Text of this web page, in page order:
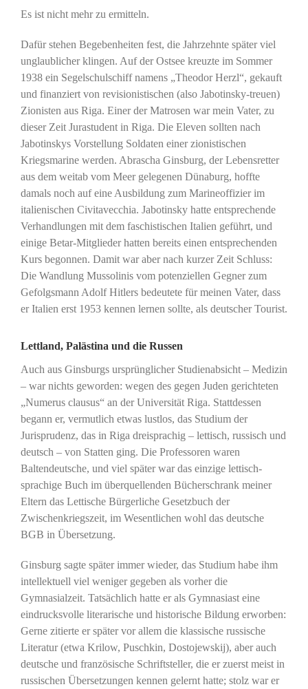
Es ist nicht mehr zu ermitteln.
Dafür stehen Begebenheiten fest, die Jahrzehnte später viel
unglaublicher klingen. Auf der Ostsee kreuzte im Sommer
1938 ein Segelschulschiff namens „Theodor Herzl“, gekauft
und finanziert von revisionistischen (also Jabotinsky-treuen)
Zionisten aus Riga. Einer der Matrosen war mein Vater, zu
dieser Zeit Jurastudent in Riga. Die Eleven sollten nach
Jabotinskys Vorstellung Soldaten einer zionistischen
Kriegsmarine werden. Abrascha Ginsburg, der Lebensretter
aus dem weitab vom Meer gelegenen Dünaburg, hoffte
damals noch auf eine Ausbildung zum Marineoffizier im
italienischen Civitavecchia. Jabotinsky hatte entsprechende
Verhandlungen mit dem faschistischen Italien geführt, und
einige Betar-Mitglieder hatten bereits einen entsprechenden
Kurs begonnen. Damit war aber nach kurzer Zeit Schluss:
Die Wandlung Mussolinis vom potenziellen Gegner zum
Gefolgsmann Adolf Hitlers bedeutete für meinen Vater, dass
er Italien erst 1953 kennen lernen sollte, als deutscher Tourist.
Lettland, Palästina und die Russen
Auch aus Ginsburgs ursprünglicher Studienabsicht – Medizin
– war nichts geworden: wegen des gegen Juden gerichteten
„Numerus clausus“ an der Universität Riga. Stattdessen
begann er, vermutlich etwas lustlos, das Studium der
Jurisprudenz, das in Riga dreisprachig – lettisch, russisch und
deutsch – von Statten ging. Die Professoren waren
Baltendeutsche, und viel später war das einzige lettisch-
sprachige Buch im überquellenden Bücherschrank meiner
Eltern das Lettische Bürgerliche Gesetzbuch der
Zwischenkriegszeit, im Wesentlichen wohl das deutsche
BGB in Übersetzung.
Ginsburg sagte später immer wieder, das Studium habe ihm
intellektuell viel weniger gegeben als vorher die
Gymnasialzeit. Tatsächlich hatte er als Gymnasiast eine
eindrucksvolle literarische und historische Bildung erworben:
Gerne zitierte er später vor allem die klassische russische
Literatur (etwa Krilow, Puschkin, Dostojewskij), aber auch
deutsche und französische Schriftsteller, die er zuerst meist in
russischen Übersetzungen kennen gelernt hatte; stolz war er